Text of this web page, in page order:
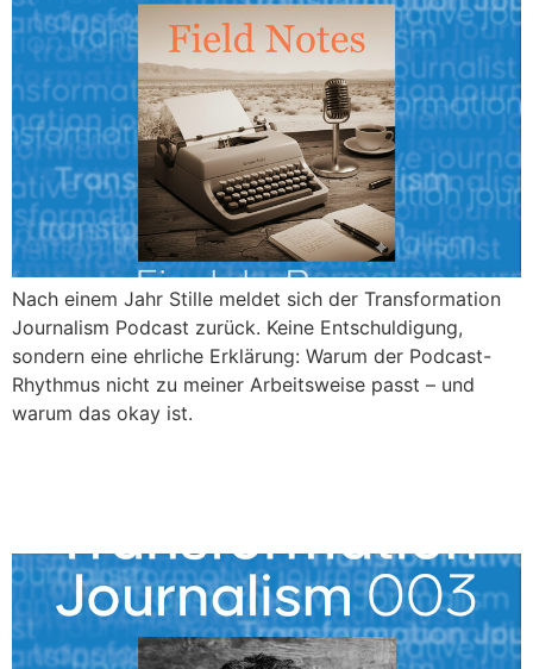
Nach einem Jahr Stille meldet sich der Transformation
Journalism Podcast zurück. Keine Entschuldigung,
sondern eine ehrliche Erklärung: Warum der Podcast-
Rhythmus nicht zu meiner Arbeitsweise passt – und
warum das okay ist.